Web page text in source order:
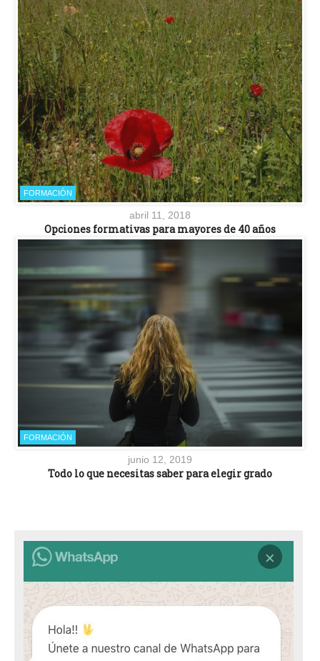
FORMACIÓN
abril 11, 2018
Opciones formativas para mayores de 40 años
FORMACIÓN
junio 12, 2019
Todo lo que necesitas saber para elegir grado